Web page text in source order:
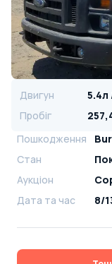
Двигун 5.4л
Пробіг
Пошкодження
Стан
Аукціон
Дата та час
8/